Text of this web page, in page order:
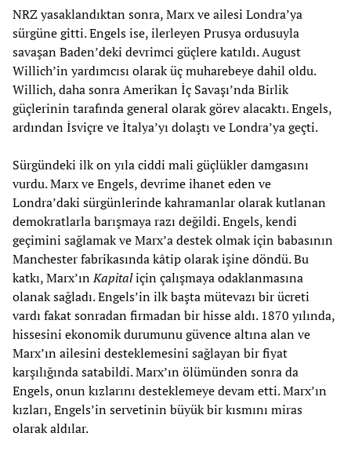
NRZ yasaklandıktan sonra, Marx ve ailesi Londra’ya
sürgüne gitti. Engels ise, ilerleyen Prusya ordusuyla
savaşan Baden’deki devrimci güçlere katıldı. August
Willich’in yardımcısı olarak üç muharebeye dahil oldu.
Willich, daha sonra Amerikan İç Savaşı’nda Birlik
güçlerinin tarafında general olarak görev alacaktı. Engels,
ardından İsviçre ve İtalya’yı dolaştı ve Londra’ya geçti.
Sürgündeki ilk on yıla ciddi mali güçlükler damgasını
vurdu. Marx ve Engels, devrime ihanet eden ve
Londra’daki sürgünlerinde kahramanlar olarak kutlanan
demokratlarla barışmaya razı değildi. Engels, kendi
geçimini sağlamak ve Marx’a destek olmak için babasının
Manchester fabrikasında kâtip olarak işine döndü. Bu
katkı, Marx’ınKapitaliçin çalışmaya odaklanmasına
olanak sağladı. Engels’in ilk başta mütevazı bir ücreti
vardı fakat sonradan firmadan bir hisse aldı. 1870 yılında,
hissesini ekonomik durumunu güvence altına alan ve
Marx’ın ailesini desteklemesini sağlayan bir fiyat
karşılığında satabildi. Marx’ın ölümünden sonra da
Engels, onun kızlarını desteklemeye devam etti. Marx’ın
kızları, Engels’in servetinin büyük bir kısmını miras
olarak aldılar.